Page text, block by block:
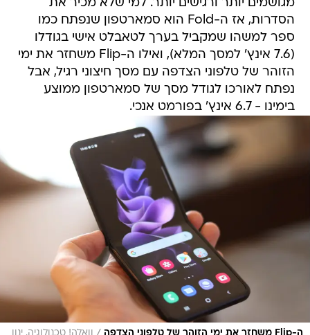
מגושמים יותר ורגישים יותר. למי שלא מכיר את
הסדרות, אז ה-Fold הוא סמארטפון שנפתח כמו
ספר למשהו שמקביל בערך לטאבלט אישי בגודלו
(7.6 אינץ' למסך המלא), ואילו ה-Flip משחזר את ימי
הזוהר של טלפוני הצדפה עם מסך חיצוני רגיל, אבל
נפתח לאורכו לגודל מסך של סמארטפון ממוצע
בימינו - 6.7 אינץ' בפורמט אנכי.
ה-Flip משחזר את ימי הזוהר של טלפוני הצדפה וואלה! טכנולוגיה, ינון